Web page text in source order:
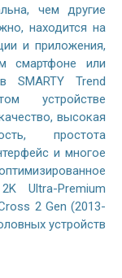
чем другие
находится на
и приложения,
смартфоне или
SMARTY Trend
устройстве
высокая
простота
и многое
Ultra-Premium
2 Gen (2013-
устройств